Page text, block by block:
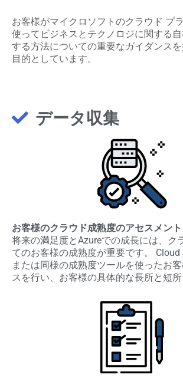
お客様がマイクロソフトのクラウド プ
使ってビジネスとテクノロジに関する
する方法についての重要なガイダンス
目的としています。
データ収集
お客様のクラウド成熟度のアセスメント
将来の満足度とAzureでの成長には、ク
てのお客様の成熟度が重要です。 Cloud
または同様の成熟度ツールを使ったお
スを行い、お客様の具体的な長所と短所